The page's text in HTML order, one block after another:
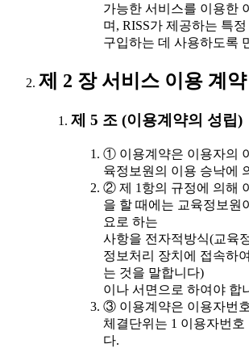
가능한 서비스를 이용한
며, RISS가 제공하는 특
구입하는 데 사용하도록
제 2 장 서비스 이용 계약
제 5 조 (이용계약의 성립)
① 이용계약은 이용자의
육정보원의 이용 승낙에
② 제 1항의 규정에 의해
을 할 때에는 교육정보원
요로 하는
사항을 전자적방식(교육
정보처리 장치에 접속하
는 것을 말합니다)
이나 서면으로 하여야 합
③ 이용계약은 이용자번
체결단위는 1 이용자번호
다.